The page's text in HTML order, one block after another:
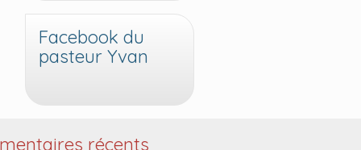
Facebook du
pasteur Yvan
récents